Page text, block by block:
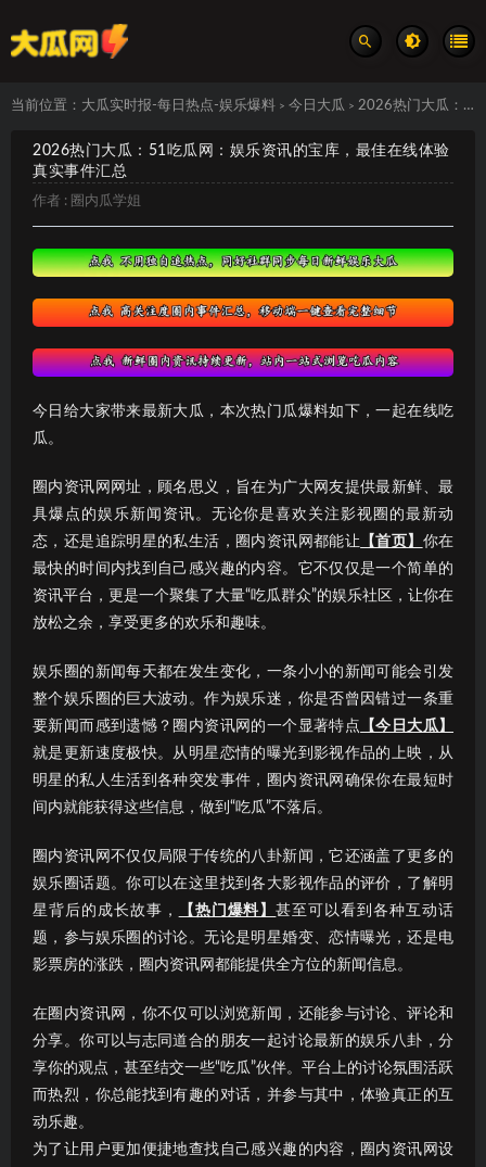
当前位置： 大瓜实时报-每日热点-娱乐爆料 > 今日大瓜 > 2026热门大瓜：51吃瓜网：娱乐资讯的宝库，最佳在线体验 真实事件汇总
2026热门大瓜：51吃瓜网：娱乐资讯的宝库，最佳在线体验
真实事件汇总
作者 : 圈内瓜学姐
今日给大家带来最新大瓜，本次热门瓜爆料如下，一起在线吃
瓜。
圈内资讯网网址，顾名思义，旨在为广大网友提供最新鲜、最
具爆点的娱乐新闻资讯。无论你是喜欢关注影视圈的最新动
态，还是追踪明星的私生活，圈内资讯网都能让 【首页】 你在
最快的时间内找到自己感兴趣的内容。它不仅仅是一个简单的
资讯平台，更是一个聚集了大量“吃瓜群众”的娱乐社区，让你在
放松之余，享受更多的欢乐和趣味。
娱乐圈的新闻每天都在发生变化，一条小小的新闻可能会引发
整个娱乐圈的巨大波动。作为娱乐迷，你是否曾因错过一条重
要新闻而感到遗憾？圈内资讯网的一个显著特点 【今日大瓜】
就是更新速度极快。从明星恋情的曝光到影视作品的上映，从
明星的私人生活到各种突发事件，圈内资讯网确保你在最短时
间内就能获得这些信息，做到“吃瓜”不落后。
圈内资讯网不仅仅局限于传统的八卦新闻，它还涵盖了更多的
娱乐圈话题。你可以在这里找到各大影视作品的评价，了解明
星背后的成长故事，
【热门爆料】甚至可以看到各种互动话
题，参与娱乐圈的讨论。无论是明星婚变、恋情曝光，还是电
影票房的涨跌，圈内资讯网都能提供全方位的新闻信息。
在圈内资讯网，你不仅可以浏览新闻，还能参与讨论、评论和
分享。你可以与志同道合的朋友一起讨论最新的娱乐八卦，分
享你的观点，甚至结交一些“吃瓜”伙伴。平台上的讨论氛围活跃
而热烈，你总能找到有趣的对话，并参与其中，体验真正的互
动乐趣。
为了让用户更加便捷地查找自己感兴趣的内容，圈内资讯网设